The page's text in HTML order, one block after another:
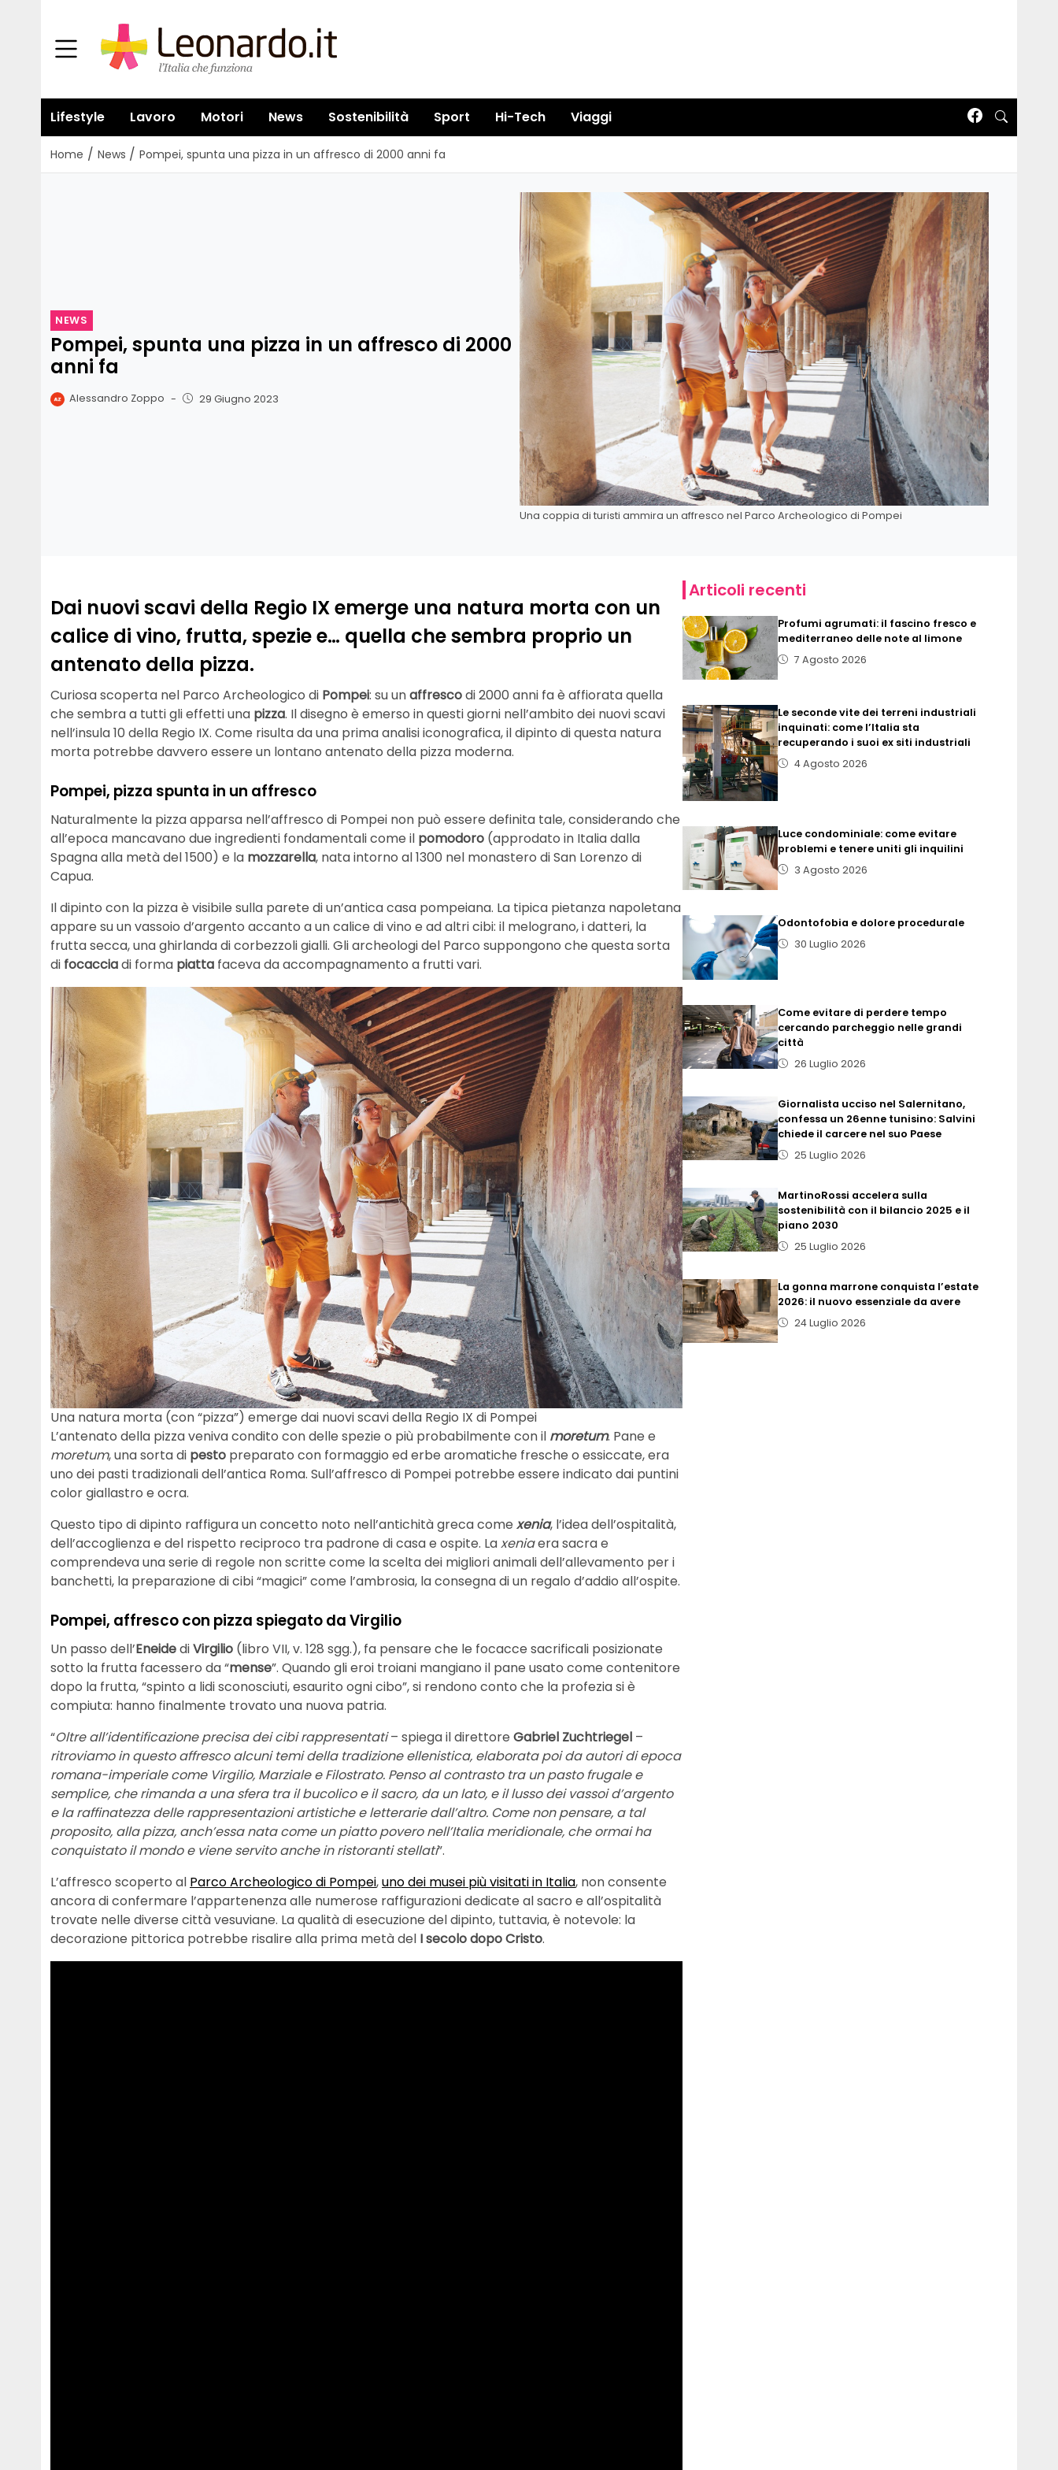
Lifestyle Lavoro Motori News Sostenibilità Sport Hi-Tech Viaggi
Home / News / Pompei, spunta una pizza in un affresco di 2000 anni fa
NEWS
Pompei, spunta una pizza in un affresco di 2000
anni fa
Alessandro Zoppo - 29 Giugno 2023
Una coppia di turisti ammira un affresco nel Parco Archeologico di Pompei
Dai nuovi scavi della Regio IX emerge una natura morta con un
calice di vino, frutta, spezie e… quella che sembra proprio un
antenato della pizza.
Curiosa scoperta nel Parco Archeologico di Pompei: su unaffrescodi 2000 anni fa è affiorata quella
che sembra a tutti gli effetti una pizza. Il disegno è emerso in questi giorni nell’ambito dei nuovi scavi
nell’insula 10 della Regio IX. Come risulta da una prima analisi iconografica, il dipinto di questa natura
morta potrebbe davvero essere un lontano antenato della pizza moderna.
Pompei, pizza spunta in un affresco
Naturalmente la pizza apparsa nell’affresco di Pompei non può essere definita tale, considerando che
all’epoca mancavano due ingredienti fondamentali come il pomodoro (approdato in Italia dalla
Spagna alla metà del 1500) e la mozzarella, nata intorno al 1300 nel monastero di San Lorenzo di
Capua.
Il dipinto con la pizza è visibile sulla parete di un’antica casa pompeiana. La tipica pietanza napoletana
appare su un vassoio d’argento accanto a un calice di vino e ad altri cibi: il melograno, i datteri, la
frutta secca, una ghirlanda di corbezzoli gialli. Gli archeologi del Parco suppongono che questa sorta
di focacciadi forma piatta faceva da accompagnamento a frutti vari.
Una natura morta (con “pizza”) emerge dai nuovi scavi della Regio IX di Pompei
L’antenato della pizza veniva condito con delle spezie o più probabilmente con il moretum. Pane e
moretum, una sorta di pesto preparato con formaggio ed erbe aromatiche fresche o essiccate, era
uno dei pasti tradizionali dell’antica Roma. Sull’affresco di Pompei potrebbe essere indicato dai puntini
color giallastro e ocra.
Questo tipo di dipinto raffigura un concetto noto nell’antichità greca come xenia, l’idea dell’ospitalità,
dell’accoglienza e del rispetto reciproco tra padrone di casa e ospite. Laxeniaera sacra e
comprendeva una serie di regole non scritte come la scelta dei migliori animali dell’allevamento per i
banchetti, la preparazione di cibi “magici” come l’ambrosia, la consegna di un regalo d’addio all’ospite.
Pompei, affresco con pizza spiegato da Virgilio
Un passo dell’EneidediVirgilio (libro VII, v. 128 sgg.), fa pensare che le focacce sacrificali posizionate
sotto la frutta facessero da “mense”. Quando gli eroi troiani mangiano il pane usato come contenitore
dopo la frutta, “spinto a lidi sconosciuti, esaurito ogni cibo”, si rendono conto che la profezia si è
compiuta: hanno finalmente trovato una nuova patria.
“Oltre all’identificazione precisa dei cibi rappresentati– spiega il direttore Gabriel Zuchtriegel –
ritroviamo in questo affresco alcuni temi della tradizione ellenistica, elaborata poi da autori di epoca
romana-imperiale come Virgilio, Marziale e Filostrato. Penso al contrasto tra un pasto frugale e
semplice, che rimanda a una sfera tra il bucolico e il sacro, da un lato, e il lusso dei vassoi d’argento
e la raffinatezza delle rappresentazioni artistiche e letterarie dall’altro. Come non pensare, a tal
proposito, alla pizza, anch’essa nata come un piatto povero nell’Italia meridionale, che ormai ha
conquistato il mondo e viene servito anche in ristoranti stellati”.
L’affresco scoperto al Parco Archeologico di Pompei,uno dei musei più visitati in Italia, non consente
ancora di confermare l’appartenenza alle numerose raffigurazioni dedicate al sacro e all’ospitalità
trovate nelle diverse città vesuviane. La qualità di esecuzione del dipinto, tuttavia, è notevole: la
decorazione pittorica potrebbe risalire alla prima metà del I secolo dopo Cristo.
Articoli recenti
Profumi agrumati: il fascino fresco e
mediterraneo delle note al limone
7 Agosto 2026
Le seconde vite dei terreni industriali
inquinati: come l’Italia sta
recuperando i suoi ex siti industriali
4 Agosto 2026
Luce condominiale: come evitare
problemi e tenere uniti gli inquilini
3 Agosto 2026
Odontofobia e dolore procedurale
30 Luglio 2026
Come evitare di perdere tempo
cercando parcheggio nelle grandi
città
26 Luglio 2026
Giornalista ucciso nel Salernitano,
confessa un 26enne tunisino: Salvini
chiede il carcere nel suo Paese
25 Luglio 2026
MartinoRossi accelera sulla
sostenibilità con il bilancio 2025 e il
piano 2030
25 Luglio 2026
La gonna marrone conquista l’estate
2026: il nuovo essenziale da avere
24 Luglio 2026